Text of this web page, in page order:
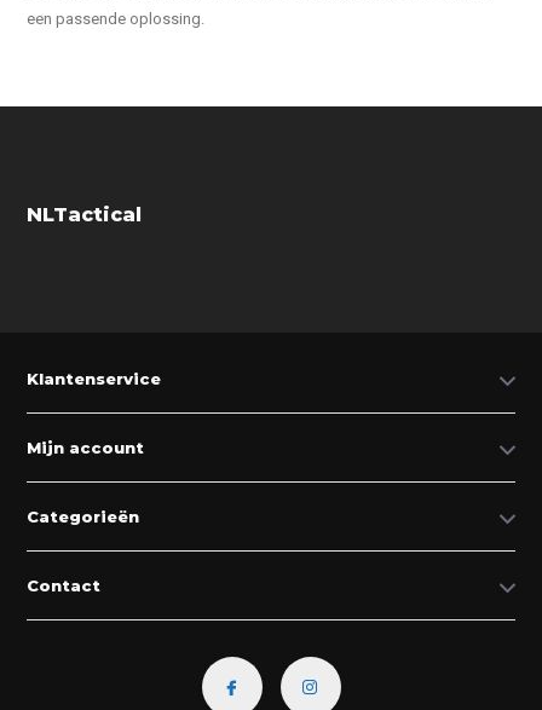
een passende oplossing.
NLTactical
Klantenservice
Mijn account
Categorieën
Contact